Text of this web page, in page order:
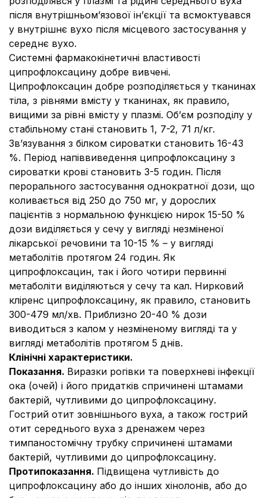
після внутрішньом’язової ін’єкції та всмоктувався
у внутрішнє вухо після місцевого застосування у
середнє вухо.
Системні фармакокінетичні властивості
ципрофлоксацину добре вивчені.
Ципрофлоксацин добре розподіляється у тканинах
тіла, з рівнями вмісту у тканинах, як правило,
вищими за рівні вмісту у плазмі. Об’єм розподілу у
стабільному стані становить 1, 7-2, 71 л/кг.
Зв’язування з білком сироватки становить 16-43
%. Період напіввиведення ципрофлоксацину з
сироватки крові становить 3-5 годин. Після
перорального застосування однократної дози, що
коливається від 250 до 750 мг, у дорослих
пацієнтів з нормальною функцією нирок 15-50 %
дози виділяється у сечу у вигляді незміненої
лікарської речовини та 10-15 % – у вигляді
метаболітів протягом 24 годин. Як
ципрофлоксацин, так і його чотири первинні
метаболіти виділяються у сечу та кал. Нирковий
кліренс ципрофлоксацину, як правило, становить
300-479 мл/хв. Приблизно 20-40 % дози
виводиться з калом у незміненому вигляді та у
вигляді метаболітів протягом 5 днів.
Клінічні характеристики.
Показання. Виразки рогівки та поверхневі інфекції
ока (очей) і його придатків спричинені штамами
бактерій, чутливими до ципрофлоксацину.
Гострий отит зовнішнього вуха, а також гострий
отит середнього вуха з дренажем через
тимпаностомічну трубку спричинені штамами
бактерій, чутливими до ципрофлоксацину.
Протипоказання. Підвищена чутливість до
ципрофлоксацину або до інших хінолонів, або до